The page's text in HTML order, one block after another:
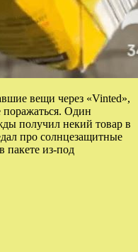
вещи через «Vinted»,
Один
получил некий товар в
про солнцезащитные
пакете из-под